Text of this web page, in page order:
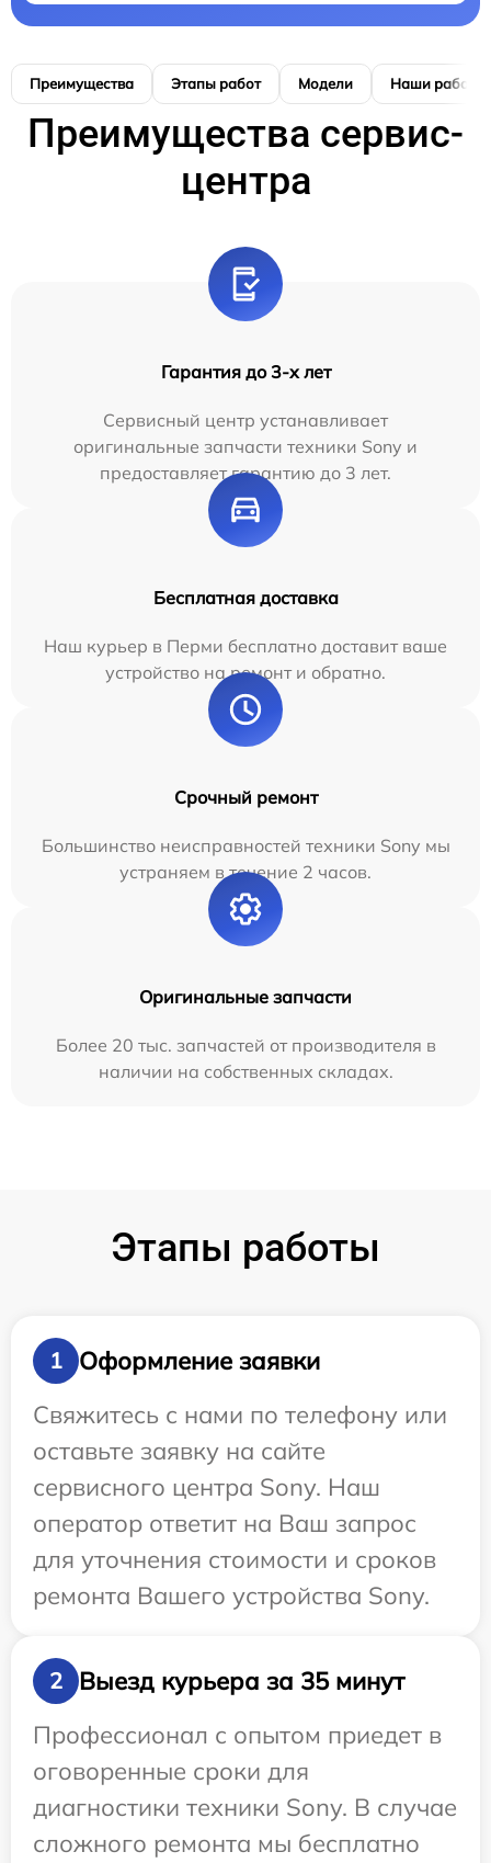
Преимущества Этапы работ Модели Наши работы
Преимущества сервис-
центра
Гарантия до 3-х лет
Сервисный центр устанавливает
оригинальные запчасти техники Sony и
предоставляет гарантию до 3 лет.
Бесплатная доставка
Наш курьер в Перми бесплатно доставит ваше
устройство на ремонт и обратно.
Срочный ремонт
Большинство неисправностей техники Sony мы
устраняем в течение 2 часов.
Оригинальные запчасти
Более 20 тыс. запчастей от производителя в
наличии на собственных складах.
Этапы работы
1
Оформление заявки
Свяжитесь с нами по телефону или
оставьте заявку на сайте
сервисного центра Sony. Наш
оператор ответит на Ваш запрос
для уточнения стоимости и сроков
ремонта Вашего устройства Sony.
2
Выезд курьера за 35 минут
Профессионал с опытом приедет в
оговоренные сроки для
диагностики техники Sony. В случае
сложного ремонта мы бесплатно